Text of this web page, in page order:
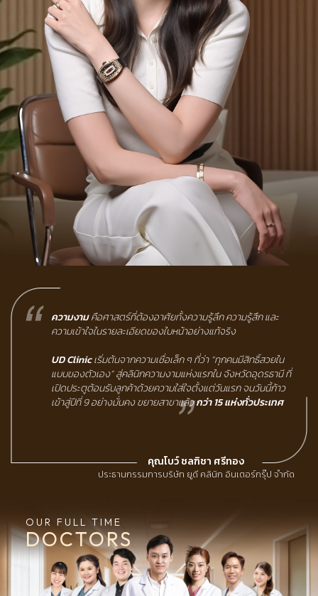
ความงามคือศาสตร์ที่ต้องอาศัยทั้งความรู้ลึก ความรู้สึก และ
ความเข้าใจในรายละเอียดของใบหน้าอย่างแท้จริง
UD Clinicเริ่มต้นจากความเชื่อเล็ก ๆ ที่ว่า “ทุกคนมีสิทธิ์สวยใน
แบบของตัวเอง” สู่คลินิกความงามแห่งแรกใน จังหวัดอุดรธานี ที่
เปิดประตูต้อนรับลูกค้าด้วยความใส่ใจตั้งแต่วันแรก จนวันนี้ก้าว
เข้าสู่ปีที่ 9 อย่างมั่นคง ขยายสาขาแล้วกว่า 15 แห่งทั่วประเทศ
คุณโบว์ ชลฑิชา ศรีทอง
ประธานกรรมการบริษัท ยูดี คลินิก อินเตอร์กรุ๊ป จำกัด
OUR FULL TIME
DOCTORS